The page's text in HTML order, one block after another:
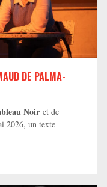
DE PALMA-
Noir et de
2026, un texte